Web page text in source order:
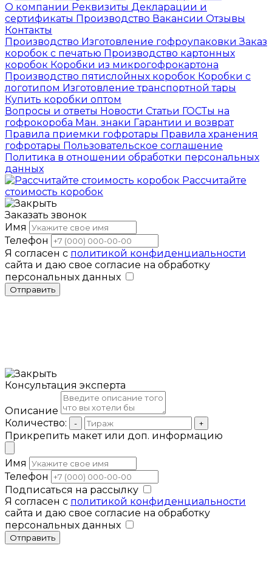
О компании Реквизиты Декларации и
сертификаты Производство Вакансии Отзывы
Контакты
Производство Изготовление гофроупаковкиЗаказ
коробок с печатью Производство картонных
коробок Коробки из микрогофрокартона
Производство пятислойных коробок Коробки с
логотипом Изготовление транспортной тары
Купить коробки оптом
Вопросы и ответы Новости Статьи ГОСТы на
гофрокороба Ман. знаки Гарантии и возврат
Правила приемки гофротары Правила хранения
гофротары Пользовательское соглашение
Политика в отношении обработки персональных
данных
Рассчитайте
стоимость коробок
Заказать звонок
Имя
Телефон
Я согласен с политикой конфиденциальности
сайта и даю свое согласие на обработку
персональных данных
Отправить
Консультация эксперта
Описание
Количество:
- +
Прикрепить макет или доп. информацию
Имя
Телефон
Подписаться на рассылку
Я согласен с политикой конфиденциальности
сайта и даю свое согласие на обработку
персональных данных
Отправить